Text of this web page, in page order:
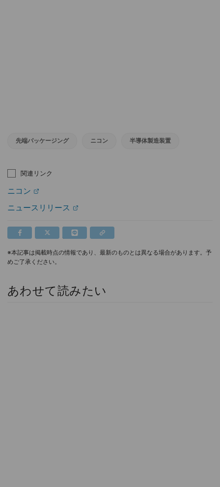
先端パッケージング ニコン 半導体製造装置
関連リンク
ニコン
ニュースリリース
※本記事は掲載時点の情報であり、最新のものとは異なる場合があります。予
めご了承ください。
あわせて読みたい